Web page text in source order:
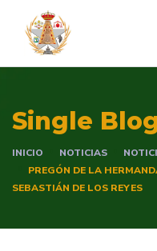
Single
INICIO NOTICIAS
PREGÓN DE LA
SEBASTIÁN DE LOS REYES